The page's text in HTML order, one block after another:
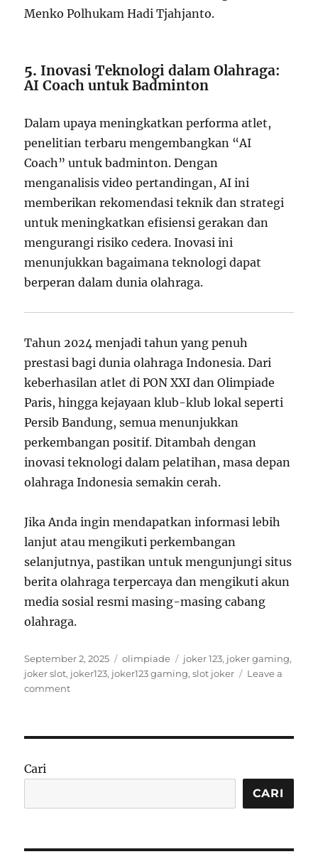
Menko Polhukam Hadi Tjahjanto.
5.Inovasi Teknologi dalam Olahraga:
AI Coach untuk Badminton
Dalam upaya meningkatkan performa atlet,
penelitian terbaru mengembangkan “AI
Coach” untuk badminton. Dengan
menganalisis video pertandingan, AI ini
memberikan rekomendasi teknik dan strategi
untuk meningkatkan efisiensi gerakan dan
mengurangi risiko cedera. Inovasi ini
menunjukkan bagaimana teknologi dapat
berperan dalam dunia olahraga.
Tahun 2024 menjadi tahun yang penuh
prestasi bagi dunia olahraga Indonesia. Dari
keberhasilan atlet di PON XXI dan Olimpiade
Paris, hingga kejayaan klub-klub lokal seperti
Persib Bandung, semua menunjukkan
perkembangan positif. Ditambah dengan
inovasi teknologi dalam pelatihan, masa depan
olahraga Indonesia semakin cerah.
Jika Anda ingin mendapatkan informasi lebih
lanjut atau mengikuti perkembangan
selanjutnya, pastikan untuk mengunjungi situs
berita olahraga terpercaya dan mengikuti akun
media sosial resmi masing-masing cabang
olahraga.
Posted
on
September 2, 2025 Categories
olimpiade Tags
joker 123, joker gaming,
joker slot, joker123, joker123 gaming,slot joker
Leave a
commenton
PON
hingga
–
Cari
CARI